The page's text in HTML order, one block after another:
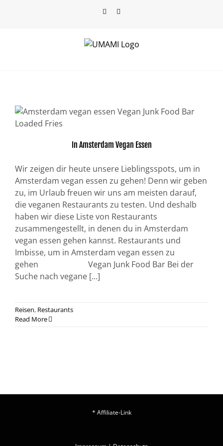
Facebook
In Amsterdam Vegan Essen
Wir zeigen dir heute unsere Lieblingsspots, um in
Amsterdam vegan essen zu gehen! Denn wir geben
zu, im Urlaub freuen wir uns am meisten darauf,
die veganen Restaurants zu testen. Und deshalb
haben wir diese Liste von Restaurants
zusammengestellt, in denen du in Amsterdam
vegan essen gehen kannst. Restaurants und
Imbisse, um in Amsterdam vegan essen zu
gehen Vegan Junk Food Bar Bei der
Suche nach vegane [...]
Reisen, Restaurants
Read More
* Affiliate-Link